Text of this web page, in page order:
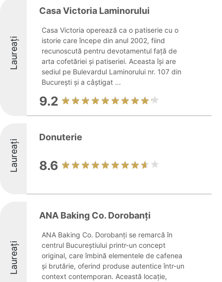
Laureați
Casa Victoria Laminorului
Casa Victoria operează ca o patiserie cu o
istorie care începe din anul 2002, fiind
recunoscută pentru devotamentul față de
arta cofetăriei și patiseriei. Aceasta își are
sediul pe Bulevardul Laminorului nr. 107 din
București și a câștigat ...
9.2
Laureați
Donuterie
8.6
Laureați
ANA Baking Co. Dorobanți
ANA Baking Co. Dorobanți se remarcă în
centrul Bucureștiului printr-un concept
original, care îmbină elementele de cafenea
și brutărie, oferind produse autentice într-un
context contemporan. Această locație,